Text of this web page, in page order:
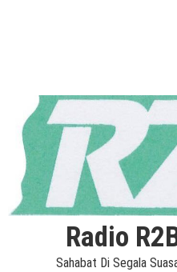
Radio
Sahabat Di Segala